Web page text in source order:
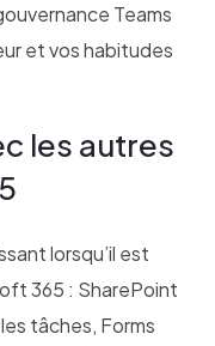
Teams
et vos habitudes
les autres
lorsqu’il est
365 : SharePoint
tâches, Forms